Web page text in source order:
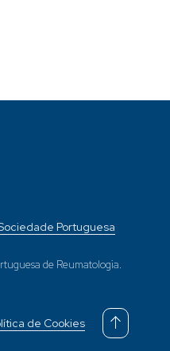
Portuguesa
de Reumatologia.
de Cookies